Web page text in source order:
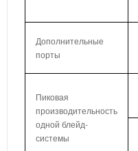
Дополнительные
порты
Пиковая
производительность
одной блейд-
системы